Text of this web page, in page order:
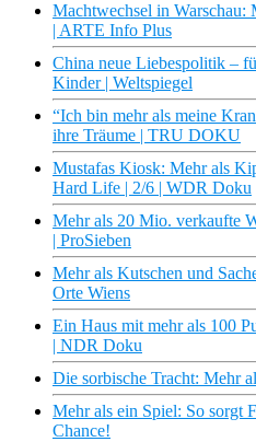
Machtwechsel in Warschau:
| ARTE Info Plus
China neue Liebespolitik –
Kinder | Weltspiegel
“Ich bin mehr als meine
ihre Träume | TRU DOKU
Mustafas Kiosk: Mehr als
Hard Life | 2/6 | WDR Doku
Mehr als 20 Mio. verkaufte
| ProSieben
Mehr als Kutschen und
Orte Wiens
Ein Haus mit mehr als 100
| NDR Doku
Die sorbische Tracht: Mehr
Mehr als ein Spiel: So sorgt
Chance!